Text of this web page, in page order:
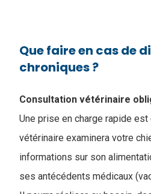
Que faire en cas de
chroniques ?
Consultation vétérinaire
Une prise en charge rapide
vétérinaire examinera votre
informations sur son
ses antécédents médicaux